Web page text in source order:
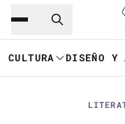
Saltar al
CULTURA DISEÑO Y